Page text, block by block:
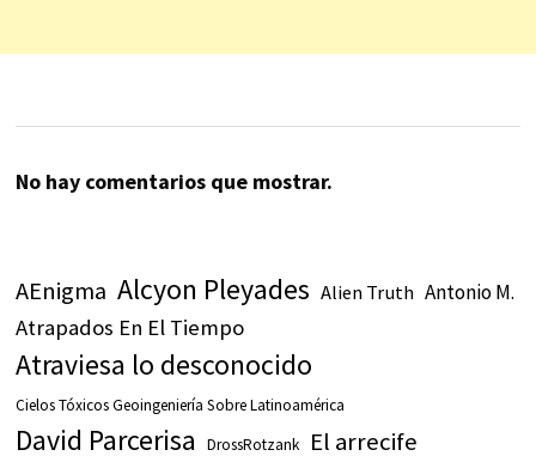
No hay comentarios que mostrar.
AEnigma Alcyon Pleyades Alien Truth Antonio M.
Atrapados En El Tiempo
Atraviesa lo desconocido
Cielos Tóxicos Geoingeniería Sobre Latinoamérica
David Parcerisa DrossRotzank El arrecife